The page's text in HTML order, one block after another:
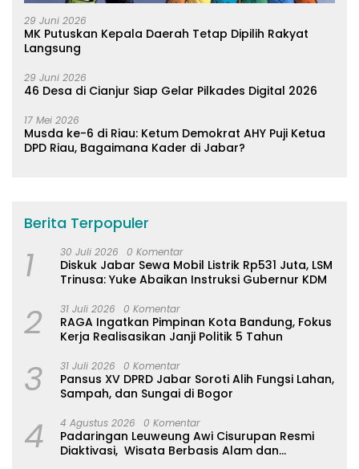
29 Juni 2026
MK Putuskan Kepala Daerah Tetap Dipilih Rakyat
Langsung
29 Juni 2026
46 Desa di Cianjur Siap Gelar Pilkades Digital 2026
17 Mei 2026
Musda ke-6 di Riau: Ketum Demokrat AHY Puji Ketua
DPD Riau, Bagaimana Kader di Jabar?
Berita Terpopuler
1 30 Juli 2026 0 Komentar
Diskuk Jabar Sewa Mobil Listrik Rp531 Juta, LSM
Trinusa: Yuke Abaikan Instruksi Gubernur KDM
2 31 Juli 2026 0 Komentar
RAGA Ingatkan Pimpinan Kota Bandung, Fokus
3 31 Juli 2026 0 Komentar
Pansus XV DPRD Jabar Soroti Alih Fungsi Lahan,
Sampah, dan Sungai di Bogor
4 4 Agustus 2026 0 Komentar
Padaringan Leuweung Awi Cisurupan Resmi
Diaktivasi, Wisata Berbasis Alam dan